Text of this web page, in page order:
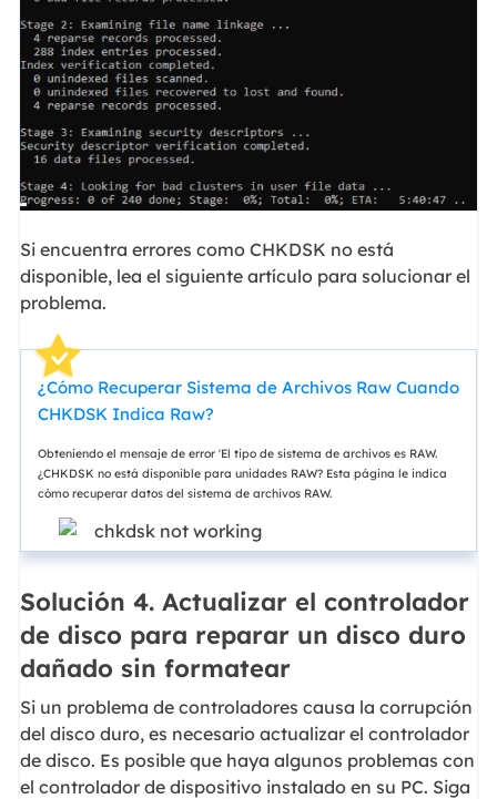
Si encuentra errores como CHKDSK no está
disponible, lea el siguiente artículo para solucionar el
problema.
¿Cómo Recuperar Sistema de Archivos Raw Cuando
CHKDSK Indica Raw?
Obteniendo el mensaje de error 'El tipo de sistema de archivos es RAW.
¿CHKDSK no está disponible para unidades RAW? Esta página le indica
cómo recuperar datos del sistema de archivos RAW.
Solución 4. Actualizar el controlador
de disco para reparar un disco duro
dañado sin formatear
Si un problema de controladores causa la corrupción
del disco duro, es necesario actualizar el controlador
de disco. Es posible que haya algunos problemas con
el controlador de dispositivo instalado en su PC. Siga